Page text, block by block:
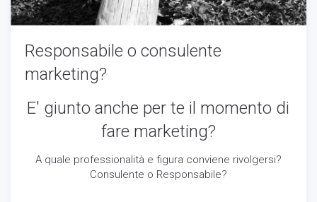
Responsabile o consulente
marketing?
E' giunto anche per te il momento di
fare marketing?
A quale professionalità e figura conviene rivolgersi?
Consulente o Responsabile?